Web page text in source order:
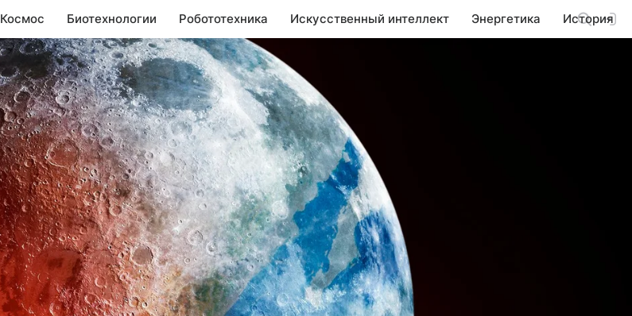
Космос Биотехнологии Робототехника Искусственный интеллект Энергетика История